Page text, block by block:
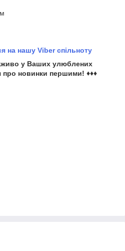
на нашу Viber спільноту
у Ваших улюблених
про новинки першими! ♦♦♦